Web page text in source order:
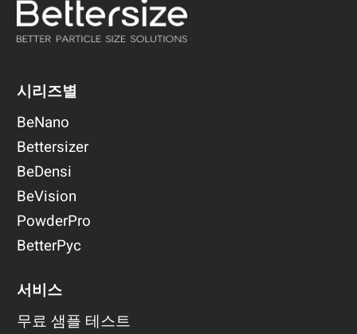
시리즈별
BeNano
Bettersizer
BeDensi
BeVision
PowderPro
BetterPyc
서비스
무료 샘플 테스트